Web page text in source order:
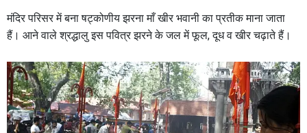
मंदिर परिसर में बना षट्कोणीय झरना माँ खीर भवानी का प्रतीक माना जाता
हैं। आने वाले श्रद्धालु इस पवित्र झरने के जल में फूल, दूध व खीर चढ़ाते हैं।